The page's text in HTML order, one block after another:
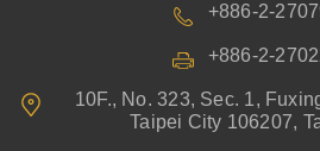
+886-2-
+886-2-
10F., No. 323, Sec. 1,
Taipei City 106207,